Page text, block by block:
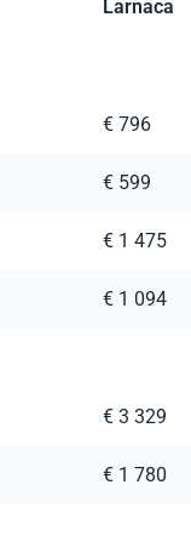
Larnaca
€ 796
€ 599
€ 1 475
€ 1 094
€ 3 329
€ 1 780